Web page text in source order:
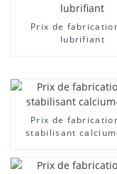
Prix ​​de
lubrifiant
Prix ​​de
stabilisant